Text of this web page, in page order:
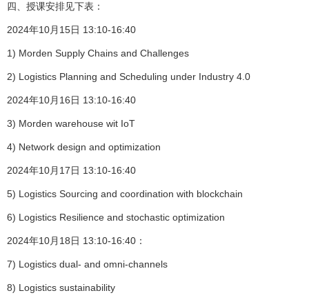
四、授课安排见下表：
2024年10月15日 13:10-16:40
1) Morden Supply Chains and Challenges
2) Logistics Planning and Scheduling under Industry 4.0
2024年10月16日 13:10-16:40
3) Morden warehouse wit IoT
4) Network design and optimization
2024年10月17日 13:10-16:40
5) Logistics Sourcing and coordination with blockchain
6) Logistics Resilience and stochastic optimization
2024年10月18日 13:10-16:40：
7) Logistics dual- and omni-channels
8) Logistics sustainability